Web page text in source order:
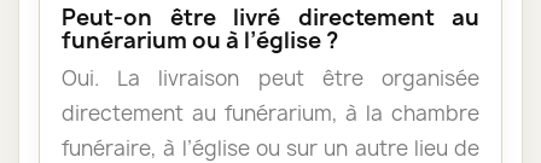
Peut-on être livré directement au
funérarium ou à l’église ?
Oui. La livraison peut être organisée
directement au funérarium, à la chambre
funéraire, à l’église ou sur un autre lieu de